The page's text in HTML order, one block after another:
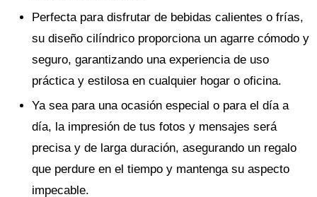
Perfecta para disfrutar de bebidas calientes o frías,
su diseño cilíndrico proporciona un agarre cómodo y
seguro, garantizando una experiencia de uso
práctica y estilosa en cualquier hogar o oficina.
Ya sea para una ocasión especial o para el día a
día, la impresión de tus fotos y mensajes será
precisa y de larga duración, asegurando un regalo
que perdure en el tiempo y mantenga su aspecto
impecable.